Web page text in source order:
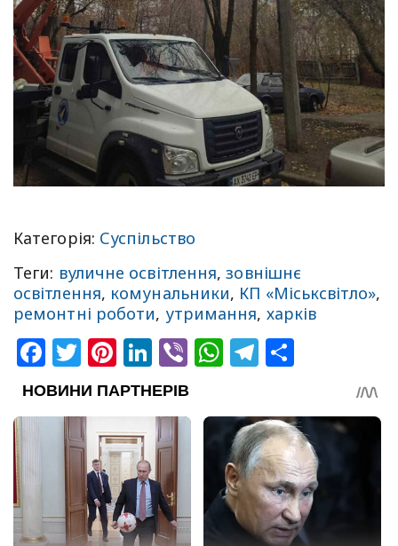
Категорія: Суспільство
Теги: вуличне освітлення,зовнішнє
освітлення, комунальники, КП «Міськсвітло»,
ремонтні роботи, утримання, харків
Facebook
Twitter
Pinterest
LinkedIn
ViberWhatsApp
Telegram